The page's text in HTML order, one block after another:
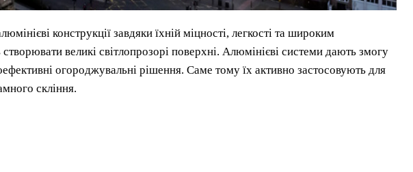
конструкції завдяки їхній міцності, легкості та широким
великі світлопрозорі поверхні. Алюмінієві системи дають змогу
огороджувальні рішення. Саме тому їх активно застосовують для
скління.